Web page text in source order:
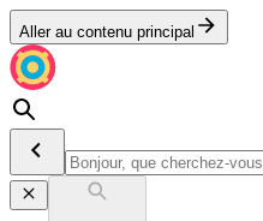
Aller au contenu principal